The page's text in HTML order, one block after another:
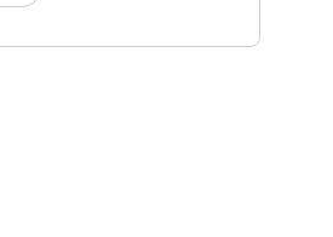
ÉLEVÉE Récemment